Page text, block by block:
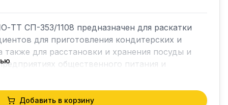
ТТ СП-353/1108 предназначен для раскатки
для приготовления кондитерских и
также для расстановки и хранения посуды и
общественного питания и
Добавить в корзину